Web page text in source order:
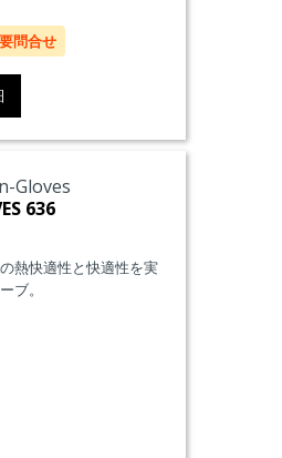
要問合せ
636
熱快適性と快適性を実
ブ。